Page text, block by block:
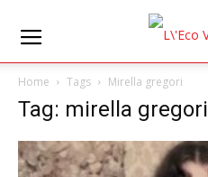
Home Tags Mirella gregori
Tag: mirella gregori